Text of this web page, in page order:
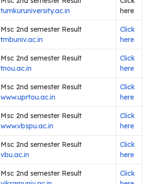
tumkuruniversity.ac.in
here
Msc 2nd semester Result
tmbuniv.ac.in
Click
here
Msc 2nd semester Result
tnou.ac.in
Click
here
Msc 2nd semester Result
www.uprtou.ac.in
Click
here
Msc 2nd semester Result
www.vbspu.ac.in
Click
here
Msc 2nd semester Result
vbu.ac.in
Click
here
Msc 2nd semester Result
Click